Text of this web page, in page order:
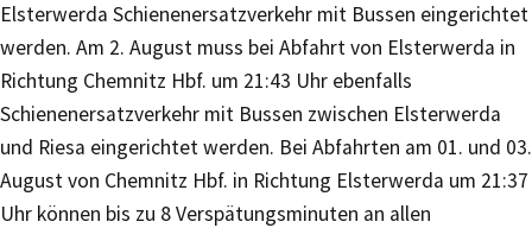
Elsterwerda Schienenersatzverkehr mit Bussen eingerichtet
werden. Am 2. August muss bei Abfahrt von Elsterwerda in
Richtung Chemnitz Hbf. um 21:43 Uhr ebenfalls
Schienenersatzverkehr mit Bussen zwischen Elsterwerda
und Riesa eingerichtet werden. Bei Abfahrten am 01. und 03.
August von Chemnitz Hbf. in Richtung Elsterwerda um 21:37
Uhr können bis zu 8 Verspätungsminuten an allen